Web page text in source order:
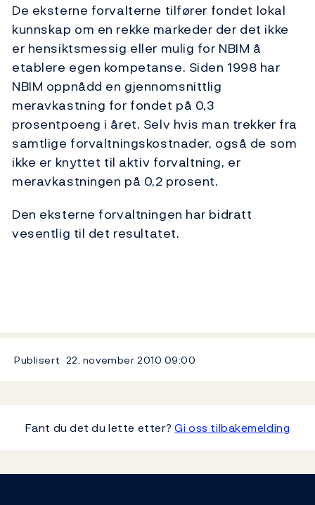
De eksterne forvalterne tilfører fondet lokal
kunnskap om en rekke markeder der det ikke
er hensiktsmessig eller mulig for NBIM å
etablere egen kompetanse. Siden 1998 har
NBIM oppnådd en gjennomsnittlig
meravkastning for fondet på 0,3
prosentpoeng i året. Selv hvis man trekker fra
samtlige forvaltningskostnader, også de som
ikke er knyttet til aktiv forvaltning, er
meravkastningen på 0,2 prosent.
Den eksterne forvaltningen har bidratt
vesentlig til det resultatet.
Publisert 22. november 2010 09:00
Fant du det du lette etter?Gi oss tilbakemelding